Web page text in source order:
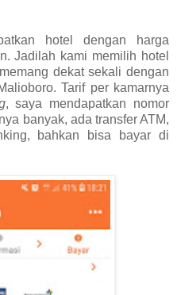
hotel dengan harga
Jadilah kami memilih hotel
dekat sekali dengan
Tarif per kamarnya
, saya mendapatkan nomor
banyak, ada transfer ATM,
bahkan bisa bayar di